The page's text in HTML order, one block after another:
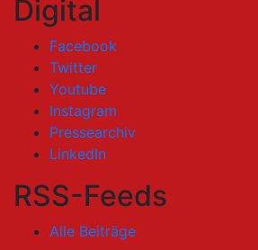
Digital
Facebook
Twitter
Youtube
Instagram
Pressearchiv
LinkedIn
RSS-Feeds
Alle Beiträge